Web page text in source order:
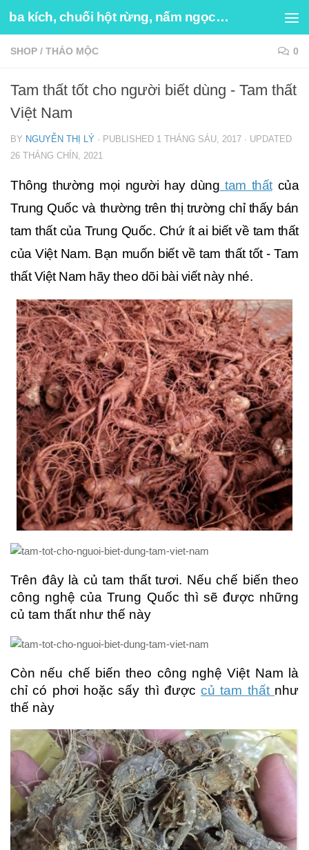
Skip to content ba kích, chuối hột rừng, nấm ngọc cẩu
SHOP / THẢO MỘC 0
Tam thất tốt cho người biết dùng - Tam thất
Việt Nam
BY NGUYỄN THỊ LÝ · PUBLISHED 1 THÁNG SÁU, 2017 · UPDATED
26 THÁNG CHÍN, 2021
Thông thường mọi người hay dùng tam thấtcủa
Trung Quốc và thường trên thị trường chỉ thấy bán
tam thất của Trung Quốc. Chứ ít ai biết về tam thất
của Việt Nam. Bạn muốn biết về tam thất tốt - Tam
thất Việt Nam hãy theo dõi bài viết này nhé.
Trên đây là củ tam thất tươi. Nếu chế biến theo
công nghệ của Trung Quốc thì sẽ được những
củ tam thất như thế này
Còn nếu chế biến theo công nghệ Việt Nam là
chỉ có phơi hoặc sấy thì đượccủ tam thất như
thế này